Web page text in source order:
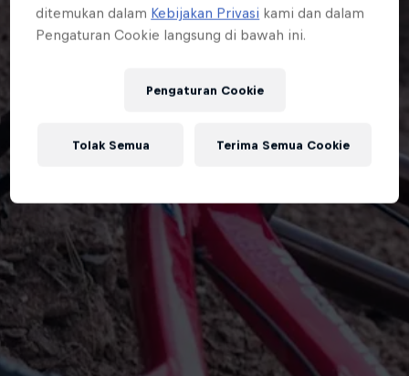
ditemukan dalam Kebijakan Privasi kami dan dalam
Pengaturan Cookie langsung di bawah ini.
Pengaturan Cookie
Tolak Semua Terima Semua Cookie